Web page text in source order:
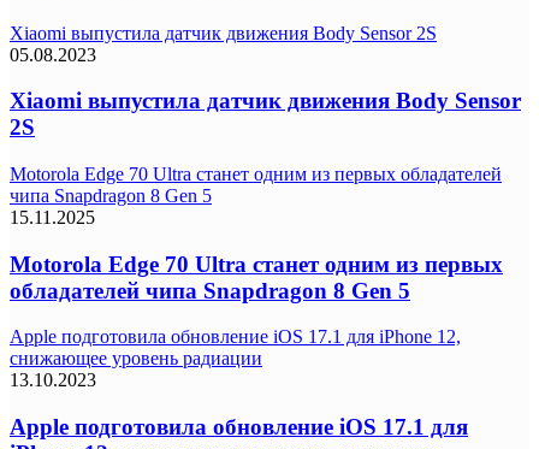
Xiaomi выпустила датчик движения Body Sensor 2S
05.08.2023
Xiaomi выпустила датчик движения Body Sensor
2S
Motorola Edge 70 Ultra станет одним из первых обладателей
чипа Snapdragon 8 Gen 5
15.11.2025
Motorola Edge 70 Ultra станет одним из первых
обладателей чипа Snapdragon 8 Gen 5
Apple подготовила обновление iOS 17.1 для iPhone 12,
снижающее уровень радиации
13.10.2023
Apple подготовила обновление iOS 17.1 для